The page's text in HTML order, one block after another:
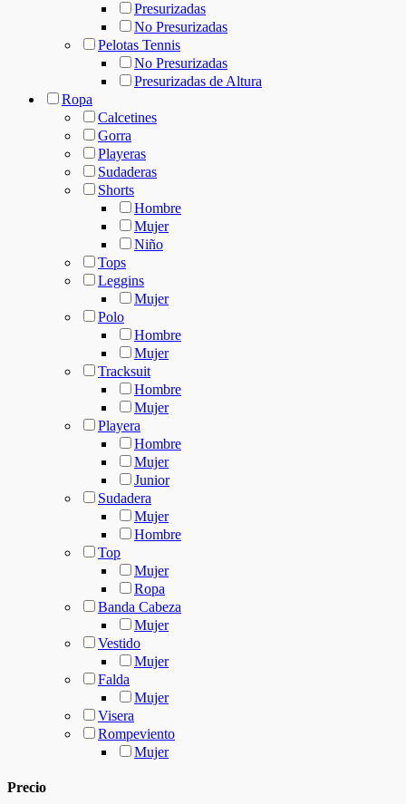
Presurizadas
No Presurizadas
Pelotas Tennis
No Presurizadas
Presurizadas de Altura
Ropa
Calcetines
Gorra
Playeras
Sudaderas
Shorts
Hombre
Mujer
Niño
Tops
Leggins
Mujer
Polo
Hombre
Mujer
Tracksuit
Hombre
Mujer
Playera
Hombre
Mujer
Junior
Sudadera
Mujer
Hombre
Top
Mujer
Ropa
Banda Cabeza
Mujer
Vestido
Mujer
Falda
Mujer
Visera
Rompeviento
Mujer
Precio